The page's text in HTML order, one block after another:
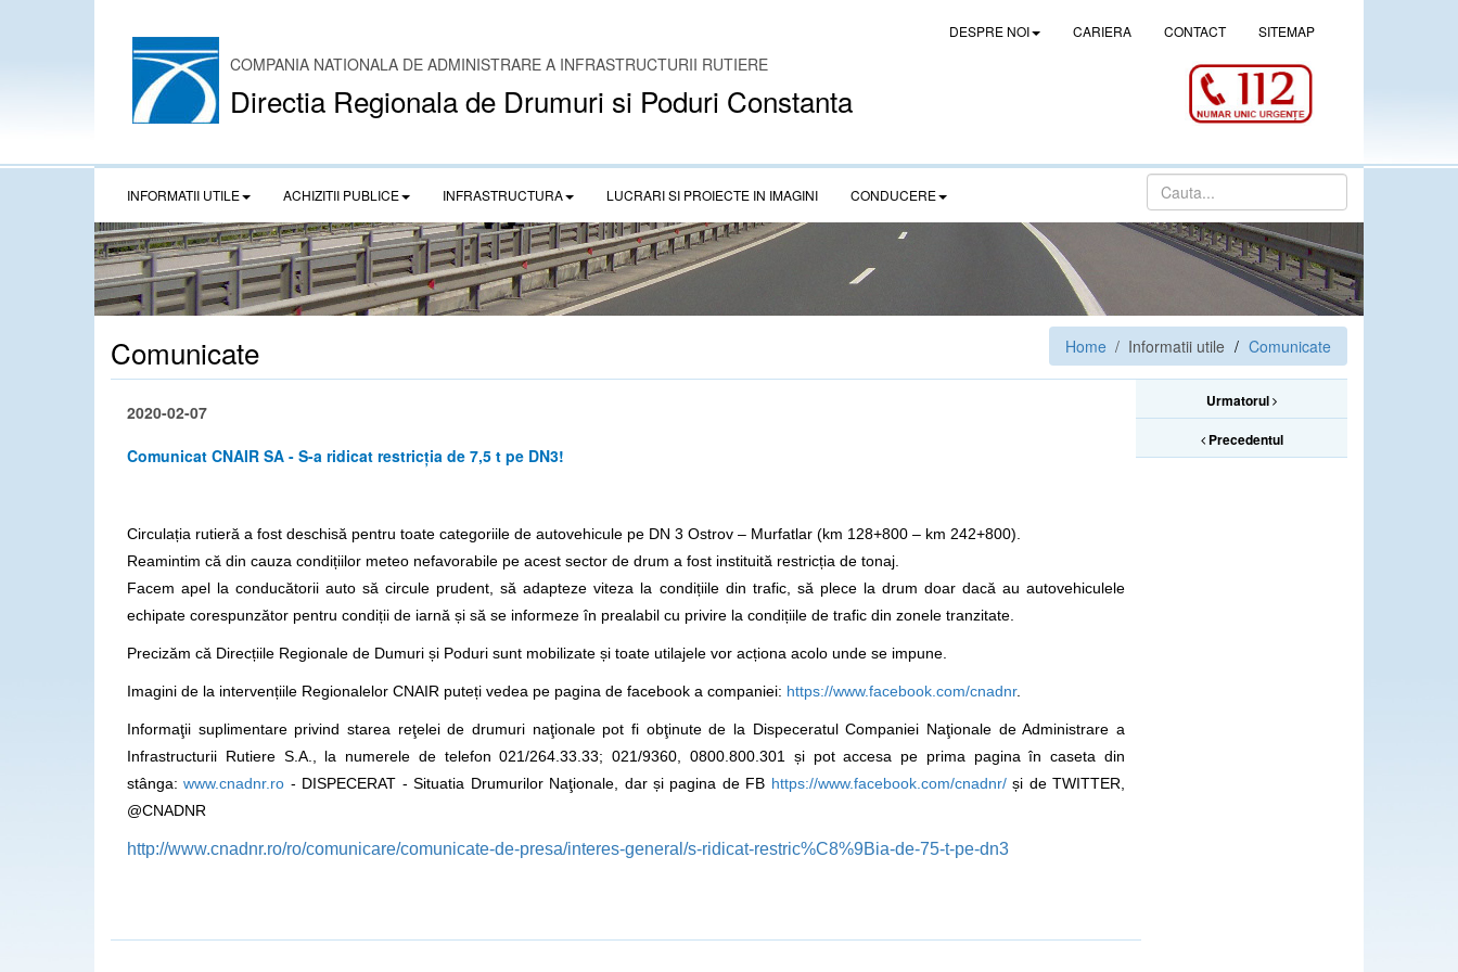
DESPRE NOI CARIERA CONTACT SITEMAP
COMPANIA NATIONALA DE ADMINISTRARE A INFRASTRUCTURII RUTIERE
Directia Regionala de Drumuri si Poduri Constanta
INFORMATII UTILE ACHIZITII PUBLICE INFRASTRUCTURA LUCRARI SI PROIECTE IN IMAGINI CONDUCERE
Comunicate Home / Informatii utile Comunicate
Urmatorul
Precedentul
2020-02-07
Comunicat CNAIR SA - S-a ridicat restricția de 7,5 t pe DN3!
Circulația rutieră a fost deschisă pentru toate categoriile de autovehicule pe DN 3 Ostrov – Murfatlar (km 128+800 – km 242+800).
Reamintim că din cauza condițiilor meteo nefavorabile pe acest sector de drum a fost instituită restricția de tonaj.
Facem apel la conducătorii auto să circule prudent, să adapteze viteza la condițiile din trafic, să plece la drum doar dacă au autovehiculele
echipate corespunzător pentru condiții de iarnă și să se informeze în prealabil cu privire la condițiile de trafic din zonele tranzitate.
Precizăm că Direcțiile Regionale de Dumuri și Poduri sunt mobilizate și toate utilajele vor acționa acolo unde se impune.
Imagini de la intervențiile Regionalelor CNAIR puteți vedea pe pagina de facebook a companiei: https://www.facebook.com/cnadnr.
Informaţii suplimentare privind starea reţelei de drumuri naţionale pot fi obţinute de la Dispeceratul Companiei Naţionale de Administrare a
Infrastructurii Rutiere S.A., la numerele de telefon 021/264.33.33; 021/9360, 0800.800.301 și pot accesa pe prima pagina în caseta din
stânga:www.cnadnr.ro - DISPECERAT - Situatia Drumurilor Naţionale, dar și pagina de FB https://www.facebook.com/cnadnr/și de TWITTER,
@CNADNR
http://www.cnadnr.ro/ro/comunicare/comunicate-de-presa/interes-general/s-ridicat-restric%C8%9Bia-de-75-t-pe-dn3